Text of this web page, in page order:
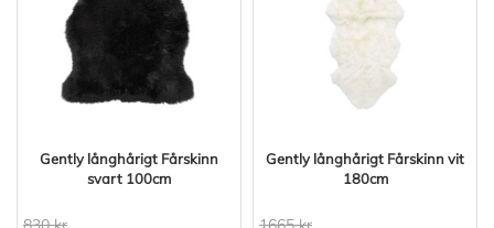
Gently långhårigt Fårskinn
svart 100cm
Gently långhårigt Fårskinn vit
180cm